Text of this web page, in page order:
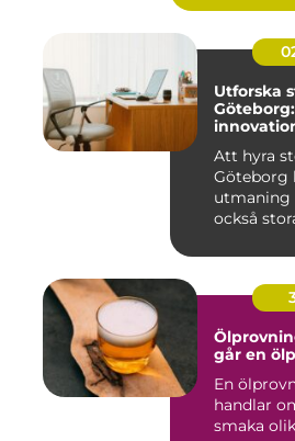
Utforska
Att hyra
Göteborg
utmaning
också
går en
En
handlar
smaka